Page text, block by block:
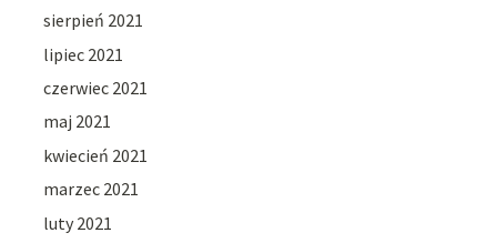
sierpień 2021
lipiec 2021
czerwiec 2021
maj 2021
kwiecień 2021
marzec 2021
luty 2021